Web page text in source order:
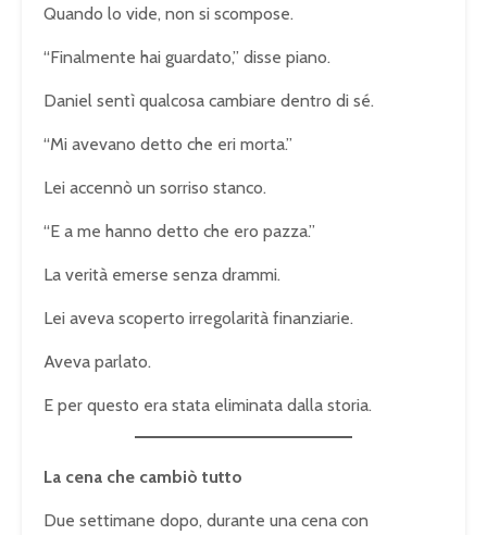
Quando lo vide, non si scompose.
“Finalmente hai guardato,” disse piano.
Daniel sentì qualcosa cambiare dentro di sé.
“Mi avevano detto che eri morta.”
Lei accennò un sorriso stanco.
“E a me hanno detto che ero pazza.”
La verità emerse senza drammi.
Lei aveva scoperto irregolarità finanziarie.
Aveva parlato.
E per questo era stata eliminata dalla storia.
La cena che cambiò tutto
Due settimane dopo, durante una cena con